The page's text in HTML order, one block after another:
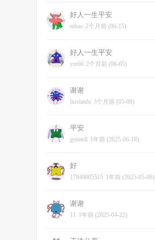
好人一生平安
nihao 2个月前 (06-15)
好人一生平安
yzr66 2个月前 (06-05)
谢谢
liuxianfu 3个月前 (05-09)
平安
gointell 1年前 (2025-06-18)
好
17849805515 1年前 (2025-05-06)
谢谢
11 1年前 (2025-04-22)